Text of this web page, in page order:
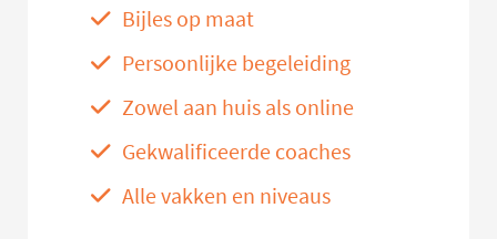
Bijles op maat
Persoonlijke begeleiding
Zowel aan huis als online
Gekwalificeerde coaches
Alle vakken en niveaus